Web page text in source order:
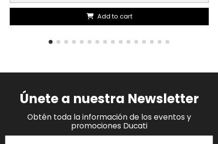
Add to cart
Únete a nuestra Newsletter
Obtén toda la información de los eventos y
promociones Ducati